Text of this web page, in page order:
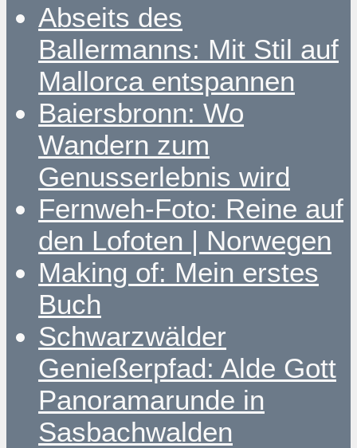
Abseits des
Ballermanns: Mit Stil auf
Mallorca entspannen
Baiersbronn: Wo
Wandern zum
Genusserlebnis wird
Fernweh-Foto: Reine auf
den Lofoten | Norwegen
Making of: Mein erstes
Buch
Schwarzwälder
Genießerpfad: Alde Gott
Panoramarunde in
Sasbachwalden